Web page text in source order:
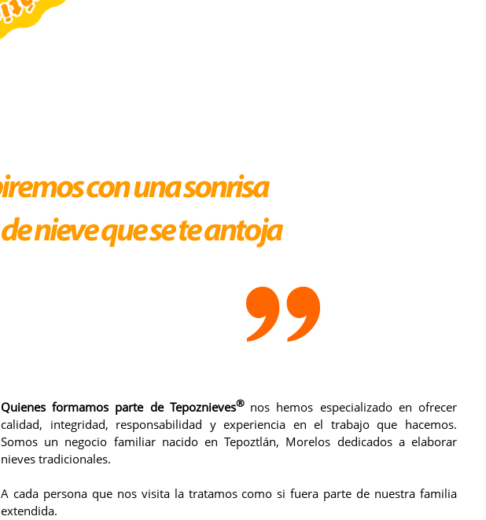
Quienes formamos parte de Tepoznieves® nos hemos especializado en ofrecer
calidad, integridad, responsabilidad y experiencia en el trabajo que hacemos.
Somos un negocio familiar nacido en Tepoztlán, Morelos dedicados a elaborar
nieves tradicionales.
A cada persona que nos visita la tratamos como si fuera parte de nuestra familia
extendida.